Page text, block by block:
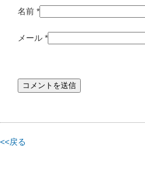
名前 *
メール *
<<戻る